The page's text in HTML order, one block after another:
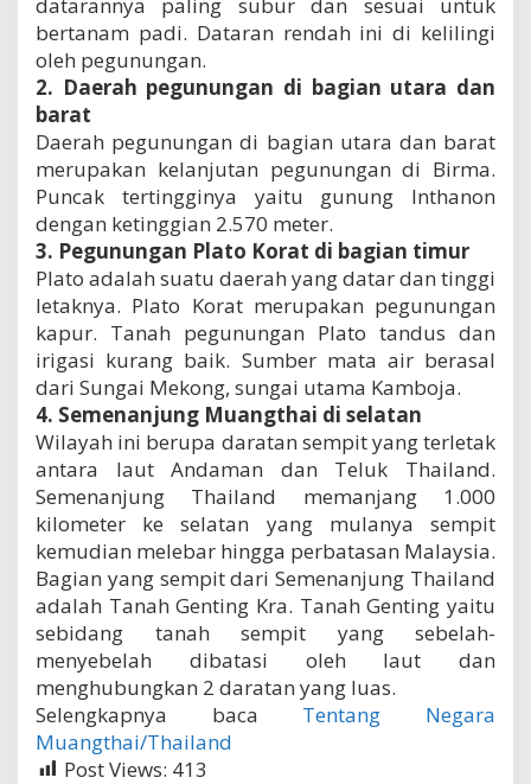
d
bertanam padi. Dataran rendah ini di kelilingi
oleh pegunungan.
2. Daerah pegunungan di bagian utara dan
barat
Daerah pegunungan di bagian utara dan barat
merupakan kelanjutan pegunungan di Birma.
Puncak tertingginya yaitu gunung Inthanon
dengan ketinggian 2.570 meter.
3. Pegunungan Plato Korat di bagian timur
Plato adalah suatu daerah yang datar dan tinggi
letaknya. Plato Korat merupakan pegunungan
kapur. Tanah pegunungan Plato tandus dan
irigasi kurang baik. Sumber mata air berasal
dari Sungai Mekong, sungai utama Kamboja.
4. Semenanjung Muangthai di selatan
Wilayah ini berupa daratan sempit yang terletak
antara laut Andaman dan Teluk Thailand.
Semenanjung Thailand memanjang 1.000
kilometer ke selatan yang mulanya sempit
kemudian melebar hingga perbatasan Malaysia.
Bagian yang sempit dari Semenanjung Thailand
adalah Tanah Genting Kra. Tanah Genting yaitu
sebidang tanah sempit yang sebelah-
menyebelah dibatasi oleh laut dan
menghubungkan 2 daratan yang luas.
Selengkapnya baca Tentang Negara
Muangthai/Thailand
Post Views: 413